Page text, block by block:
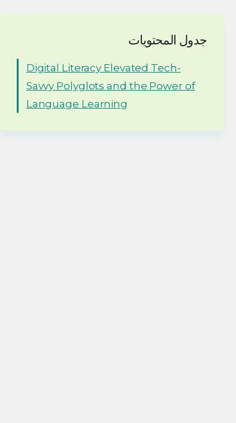
جدول المحتويات
Digital Literacy Elevated Tech-
Savvy Polyglots and the Power of
Language Learning